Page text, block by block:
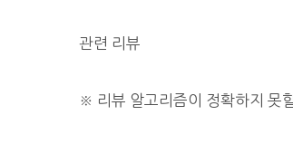
관련 리뷰
※ 리뷰 알고리즘이 정확하지 못